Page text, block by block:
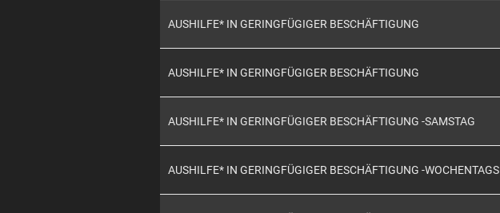
AUSHILFE* IN GERINGFÜGIGER BESCHÄFTIGUNG
AUSHILFE* IN GERINGFÜGIGER BESCHÄFTIGUNG
AUSHILFE* IN GERINGFÜGIGER BESCHÄFTIGUNG -SAMSTAG
AUSHILFE* IN GERINGFÜGIGER BESCHÄFTIGUNG -WOCHENTAGS